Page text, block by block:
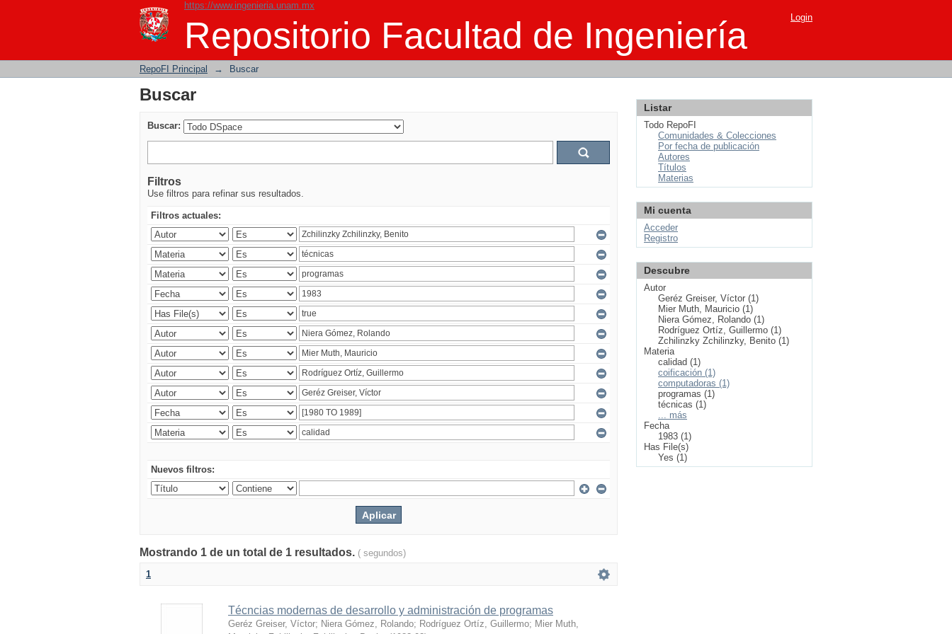
https://www.ingenieria.unam.mx
Repositorio Facultad de Ingeniería
Buscar Login
RepoFI Principal → Buscar
Buscar
Buscar:
Filtros
Use filtros para refinar sus resultados.
Filtros actuales:
Nuevos filtros:
Mostrando 1 de un total de 1 resultados. ( segundos)
1
Técncias modernas de desarrollo y administración de programas
Geréz Greiser, Víctor; Niera Gómez, Rolando; Rodríguez Ortíz, Guillermo; Mier Muth,
Listar
Todo RepoFI
Comunidades & Colecciones
Por fecha de publicación
Autores
Títulos
Materias
Mi cuenta
Acceder
Registro
Descubre
Autor
Geréz Greiser, Víctor (1)
Mier Muth, Mauricio (1)
Niera Gómez, Rolando (1)
Rodríguez Ortíz, Guillermo (1)
Zchilinzky Zchilinzky, Benito (1)
Materia
calidad (1)
coificación (1)
computadoras (1)
programas (1)
técnicas (1)
... más
Fecha
1983 (1)
Has File(s)
Yes (1)